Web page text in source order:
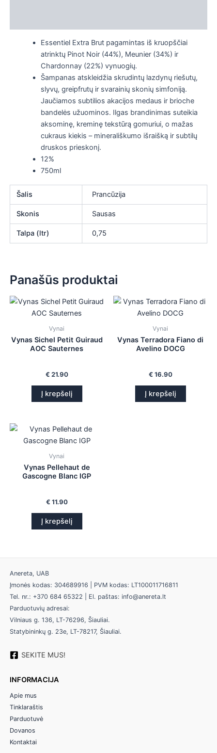
Essentiel Extra Brut pagamintas iš kruopščiai
atrinktų Pinot Noir (44%), Meunier (34%) ir
Chardonnay (22%) vynuogių.
Šampanas atskleidžia skrudintų lazdynų riešutų,
slyvų, greipfrutų ir svarainių skonių simfoniją.
Jaučiamos subtilios akacijos medaus ir brioche
bandelės užuominos. Ilgas brandinimas suteikia
aksominę, kreminę tekstūrą gomuriui, o mažas
cukraus kiekis – minerališkumo išraišką ir subtilų
druskos prieskonį.
12%
750ml
Šalis Prancūzija
Skonis Sausas
Talpa (ltr) 0,75
Panašūs produktai
Vynai
Vynas Sichel Petit Guiraud
AOC Sauternes
€ 21.90
Į krepšelį
Vynai
Vynas Terradora Fiano di
Avelino DOCG
€ 16.90
Į krepšelį
Vynai
Vynas Pellehaut de
Gascogne Blanc IGP
€ 11.90
Į krepšelį
Anereta, UAB
Įmonės kodas: 304689916 | PVM kodas: LT100011716811
Tel. nr.: +370 684 65322 | El. paštas: info@anereta.lt
Parduotuvių adresai:
Vilniaus g. 136, LT-76296, Šiauliai.
Statybininkų g. 23e, LT-78217, Šiauliai.
SEKITE MUS!
INFORMACIJA
Apie mus
Tinklaraštis
Parduotuvė
Dovanos
Kontaktai